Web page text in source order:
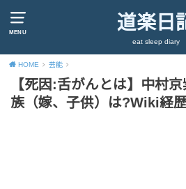
MENU 道楽日
eat sleep diary
HOME 芸能
【死因:舌がんとは】中村
族（嫁、子供）は?Wiki経